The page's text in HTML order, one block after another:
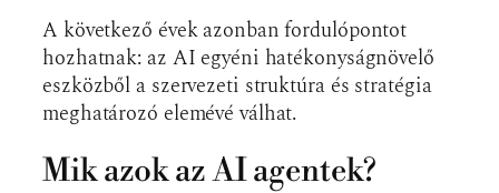
A következő évek azonban fordulópontot
hozhatnak: az AI egyéni hatékonyságnövelő
eszközből a szervezeti struktúra és stratégia
meghatározó elemévé válhat.
Mik azok az AI agentek?